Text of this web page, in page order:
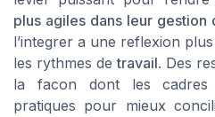
plus agiles dans leur gestion
l’integrer a une reflexion
les rythmes detravail. Des
la facon dont les cadres
pratiques pour mieux